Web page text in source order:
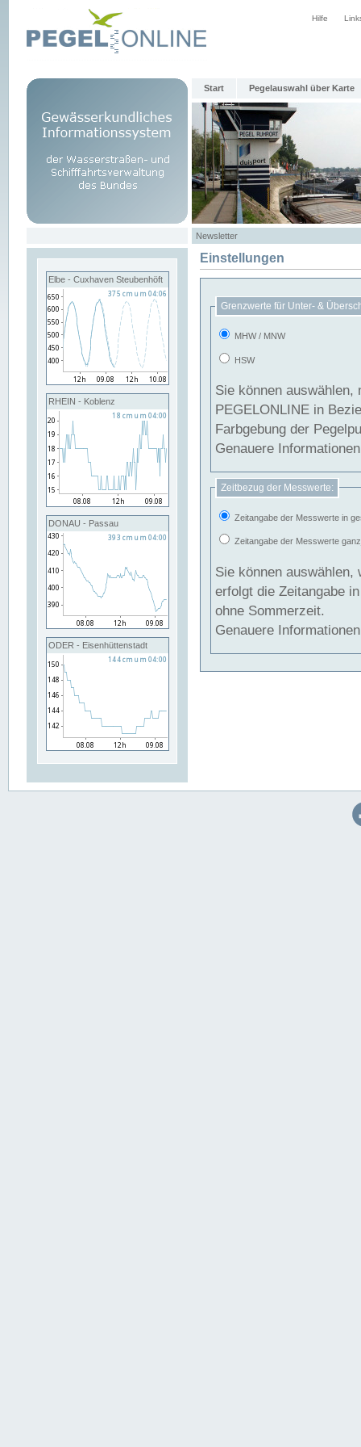
Hilfe
Start Pegelauswahl über Karte
Newsletter
Elbe - Cuxhaven Steubenhöft
RHEIN - Koblenz
DONAU - Passau
ODER - Eisenhüttenstadt
Einstellungen
Grenzwerte für Unter- &
MHW / MNW
HSW
Sie können
PEGELONLINE in Beziehung
Farbgebung der
Genauere
Zeitbezug der Messwerte:
Zeitangabe der Messwerte in
Zeitangabe der Messwerte
Sie können auswählen,
erfolgt die Zeitangabe
ohne Sommerzeit.
Genauere